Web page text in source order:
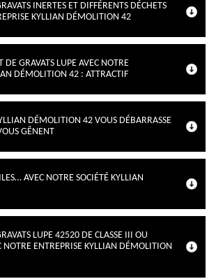
INERTES ET DIFFÉRENTS DÉCHETS
KYLLIAN DÉMOLITION 42
DE GRAVATS LUPE AVEC NOTRE
DÉMOLITION 42 : ATTRACTIF
DÉMOLITION 42 VOUS DÉBARRASSE
GÊNENT
AVEC NOTRE SOCIÉTÉ KYLLIAN
LUPE 42520 DE CLASSE III OU
NOTRE ENTREPRISE KYLLIAN DÉMOLITION